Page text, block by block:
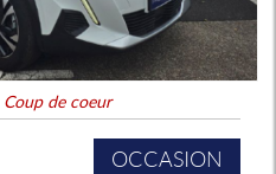
Coup de coeur
OCCASION